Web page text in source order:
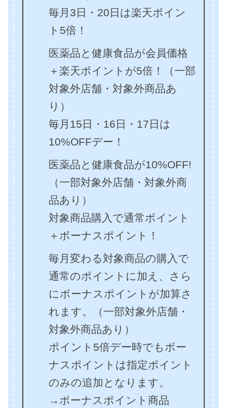
毎月3日・20日は楽天ポイン
ト5倍！
医薬品と健康食品が会員価格
＋楽天ポイントが5倍！（一部
対象外店舗・対象外商品あ
り）
毎月15日・16日・17日は
10%OFFデー！
医薬品と健康食品が10%OFF!
（一部対象外店舗・対象外商
品あり）
対象商品購入で通常ポイント
＋ボーナスポイント！
毎月変わる対象商品の購入で
通常のポイントに加え、さら
にボーナスポイントが加算さ
れます。（一部対象外店舗・
対象外商品あり）
ポイント5倍デー時でもボー
ナスポイントは指定ポイント
のみの追加となります。
→ボーナスポイント商品